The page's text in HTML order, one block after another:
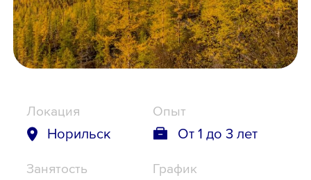
8 800 700-19-43
Локация
Норильск
Опыт
От 1 до 3 лет
Занятость График